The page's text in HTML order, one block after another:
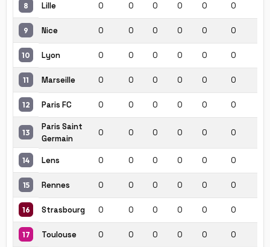
8 Lille 0 0 0 0 0 0
9 Nice 0 0 0 0 0 0
10 Lyon 0 0 0 0 0 0
11 Marseille 0 0 0 0 0 0
12 Paris FC 0 0 0 0 0 0
13
Paris Saint
Germain
0 0 0 0 0 0
14 Lens 0 0 0 0 0 0
15 Rennes 0 0 0 0 0 0
16 Strasbourg 0 0 0 0 0 0
17 Toulouse 0 0 0 0 0 0